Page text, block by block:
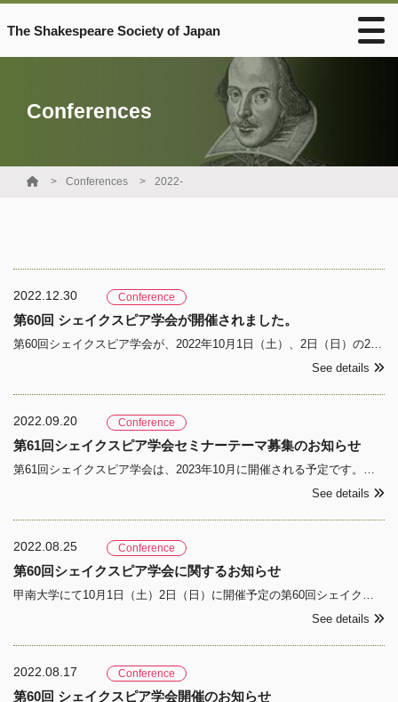
The Shakespeare Society of Japan
Conferences
Conferences 2022-
2022.12.30 Conference
第60回 シェイクスピア学会が開催されました。
第60回シェイクスピア学会が、2022年10月1日（土）、2日（日）の2日間にわたり、甲南大学岡本キャンパスにおいて開催されました。 日時：2022年10月1日（土）／2日（日） 会場：甲南大
See details
2022.09.20 Conference
第61回シェイクスピア学会セミナーテーマ募集のお知らせ
第61回シェイクスピア学会は、2023年10月に開催される予定です。つきましては、下記によりセミナーテーマを募集いたします。 第61 回シェイクスピア学会セミナーテーマ募集
See details
2022.08.25 Conference
第60回シェイクスピア学会に関するお知らせ
甲南大学にて10月1日（土）2日（日）に開催予定の第60回シェイクスピア学会は、現在のところ、予定通り対面方式にて開催することにしております。ただし、政府・兵庫県の方針、および開催校等の判断により、対面での開催が困難となった場合、Zoomによるオンライン方式に変更します。変更の場
See details
2022.08.17 Conference
第60回 シェイクスピア学会開催のお知らせ